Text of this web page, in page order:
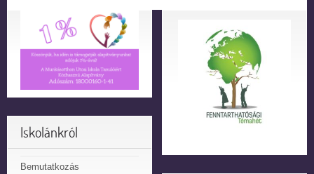
Iskolánkról
Bemutatkozás